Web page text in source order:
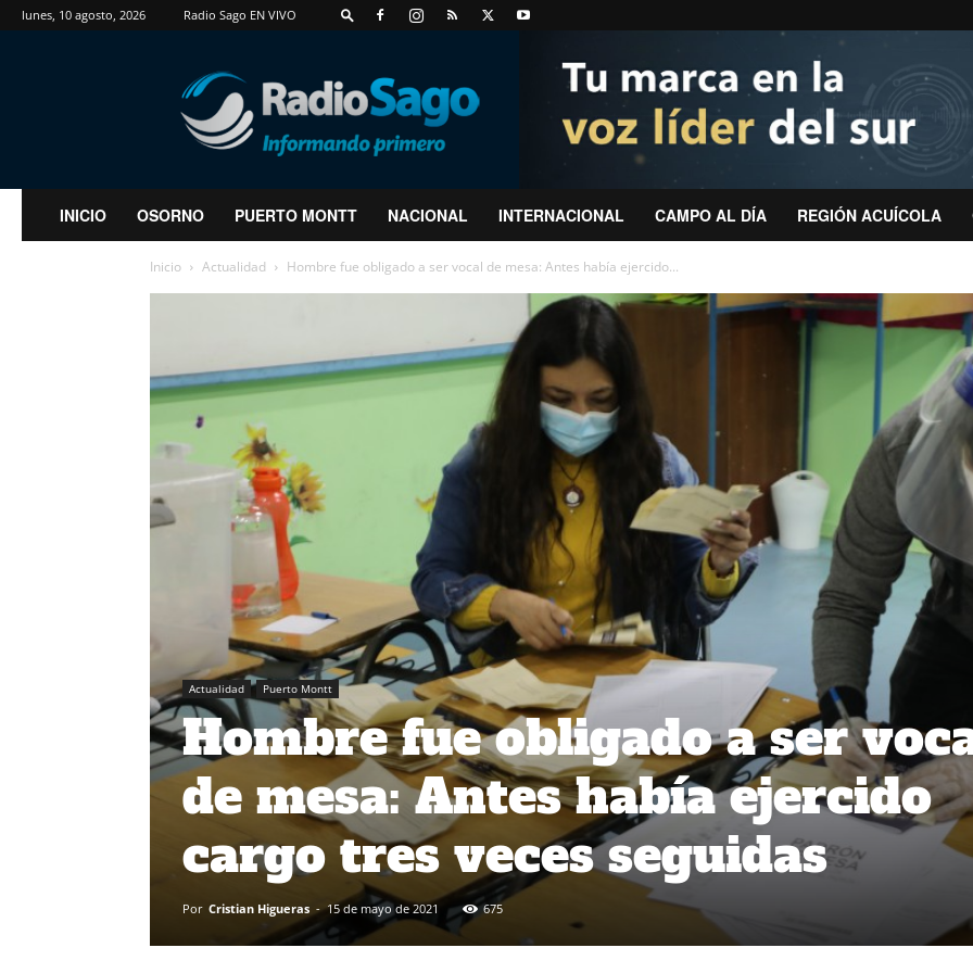
lunes, 10 agosto, 2026 Radio Sago EN VIVO
RadioSago
INICIO OSORNO PUERTO MONTT NACIONAL INTERNACIONAL CAMPO AL DÍA REGIÓN ACUÍCOLA
Inicio Actualidad Hombre fue obligado a ser vocal de mesa: Antes había ejercido...
Actualidad Puerto Montt
Hombre fue obligado a ser
de mesa: Antes había ejercido
cargo tres veces seguidas
Por Cristian Higueras - 15 de mayo de 2021 675